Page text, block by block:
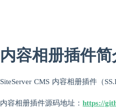
内容相册插件简
SiteServer CMS 内容相册插件（
内容相册插件源码地址：https://